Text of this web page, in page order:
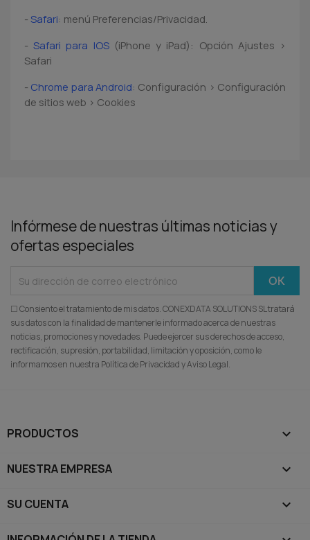
- Safari: menú Preferencias/Privacidad.
-Safari para IOS(iPhone y iPad): Opción Ajustes >
Safari
- Chrome para Android: Configuración > Configuración
de sitios web > Cookies
Infórmese de nuestras últimas noticias y
ofertas especiales
☐ Consiento el tratamiento de mis datos. CONEXDATA SOLUTIONS SL tratará
sus datos con la finalidad de mantenerle informado acerca de nuestras
noticias, promociones y novedades. Puede ejercer sus derechos de acceso,
rectificación, supresión, portabilidad, limitación y oposición, como le
informamos en nuestra Política de Privacidad y Aviso Legal.
PRODUCTOS 
NUESTRA EMPRESA 
SU CUENTA 